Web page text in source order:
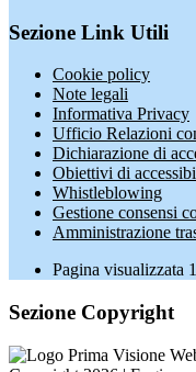
Sezione Link Utili
Cookie policy
Note legali
Informativa Privacy
Ufficio Relazioni
Dichiarazione di
Obiettivi di
Whistleblowing
Gestione consensi
Amministrazione
Pagina visualizzata
Sezione Copyright